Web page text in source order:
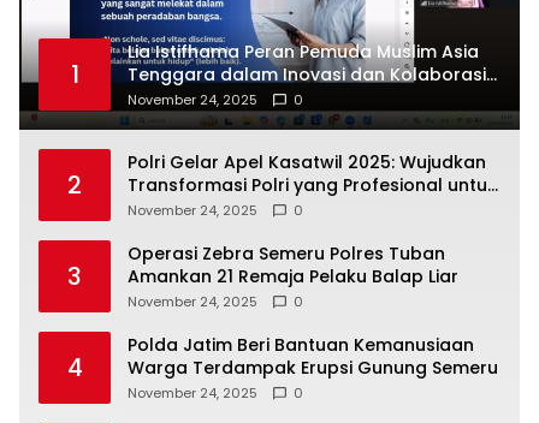
1
Lia Istifhama Peran Pemuda Muslim Asia
Tenggara dalam Inovasi dan Kolaborasi
Internasional
November 24, 2025 0
2
Polri Gelar Apel Kasatwil 2025: Wujudkan
Transformasi Polri yang Profesional untuk
Masyarakat
November 24, 2025 0
3
Operasi Zebra Semeru Polres Tuban
Amankan 21 Remaja Pelaku Balap Liar
November 24, 2025 0
4
Polda Jatim Beri Bantuan Kemanusiaan
Warga Terdampak Erupsi Gunung Semeru
November 24, 2025 0